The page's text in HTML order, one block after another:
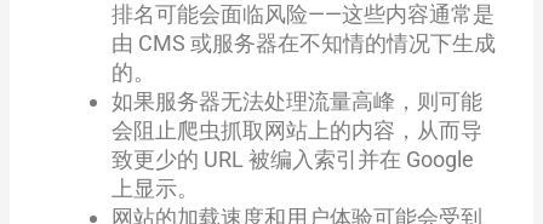
排名可能会面临风险——这些内容通常是
由 CMS 或服务器在不知情的情况下生成
的。
如果服务器无法处理流量高峰，则可能
会阻止爬虫抓取网站上的内容，从而导
致更少的 URL 被编入索引并在 Google
上显示。
网站的加载速度和用户体验可能会受到